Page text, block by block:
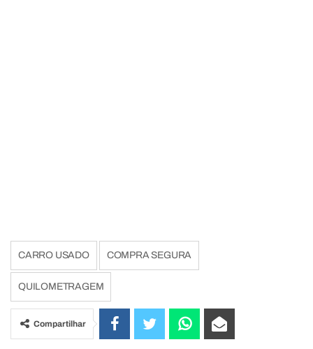
CARRO USADO COMPRA SEGURA
QUILOMETRAGEM
Compartilhar